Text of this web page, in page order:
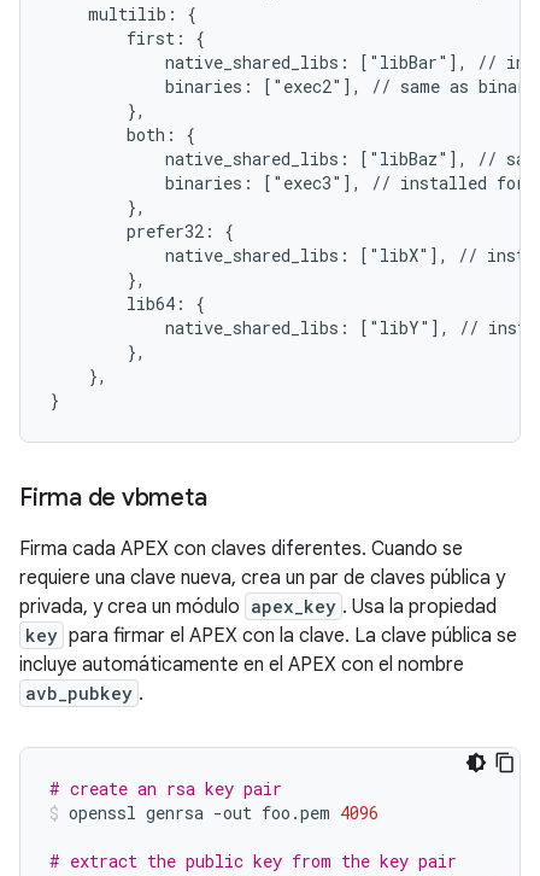
    multilib: {
        first: {
native_shared_libs: ["libBar"], //
binaries: ["exec2"], // same as
        },
        both: {
native_shared_libs: ["libBaz"], //
binaries: ["exec3"], // installed for
        },
        prefer32: {
native_shared_libs: ["libX"], //
        },
        lib64: {
native_shared_libs: ["libY"], //
        },
    },
Firma de vbmeta
Firma cada APEX con claves diferentes. Cuando se
requiere una clave nueva, crea un par de claves pública y
privada, y crea un módulo apex_key . Usa la propiedad
key para firmar el APEX con la clave. La clave pública se
incluye automáticamente en el APEX con el nombre
avb_pubkey .
# create an rsa key pair
openssl genrsa -out foo .pem 4096
# extract the public key from the key pair